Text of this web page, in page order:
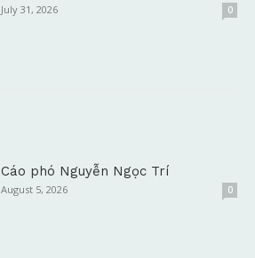
July 31, 2026 0
Cáo phó Nguyễn Ngọc Trí
August 5, 2026 0